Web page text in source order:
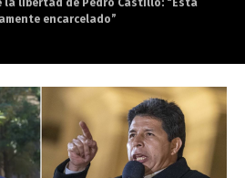
la libertad de Pedro Castillo: “Está
encarcelado”